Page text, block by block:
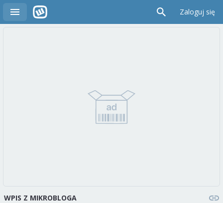
Zaloguj się
WPIS Z MIKROBLOGA